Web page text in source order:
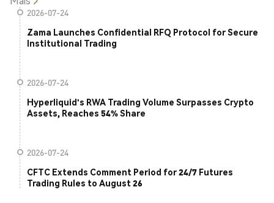
2026-07-24
Zama Launches Confidential RFQ Protocol for Secure
Institutional Trading
2026-07-24
Hyperliquid's RWA Trading Volume Surpasses Crypto
Assets, Reaches 54% Share
2026-07-24
CFTC Extends Comment Period for 24/7 Futures
Trading Rules to August 26